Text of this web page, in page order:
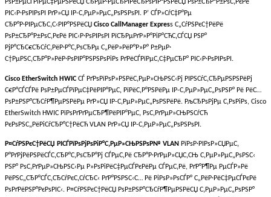
РѕР±РµСЃРїРµС‡РµРЅРёСЏ СЂРµР·РµСЂРІРёСЂРѕРІР°РЅРёСЏ РѕР±СЂР°Р±РѕС‚РєРё
РІС‹Р·РѕРІРѕРІ РґР»СЏ IP-С‚РµР»РµС„РѕРЅРѕРІ. Р’ СЃР»СѓС‡Р°Рµ
СЂР°Р·РІРµСЂС‚С‹РІР°РЅРёСЏ Cisco CallManager Express С„СѓРЅРєС†РёРё
РѕР±СЂР°Р±РѕС‚РєРё РІС‹Р·РѕРІРѕРІ РїСЂРµРґР»Р°РіР°СЋС‚СЃСЏ РЅР°
РјР°СЂС€СЂСѓС‚РёР·Р°С‚РѕСЂРµ С„РёР»РёР°Р»Р° Р±РµР·
С†РµРЅС‚СЂР°Р»РёР·РѕРІР°РЅРЅРѕРіРѕ РґРёСЃРїРµС‚С‡РµСЂР° РІС‹Р·РѕРІРѕРІ.
Cisco EtherSwitch HWIC СЃ РґРѕРїРѕР»РЅРёС‚РµР»СЊРЅС‹Рј РІРЅСѓС‚СЂРµРЅРЅРёРј
С€Р°СЃСЃРё РѕР±РµСЃРїРµС‡РёРІР°РµС‚ РїРёС‚Р°РЅРёРµ IP-С‚РµР»РµС„РѕРЅР° Рё РёС…
РѕР±РЅР°СЂСѓР¶РµРЅРёРµ РґР»СЏ IP-С‚РµР»РµС„РѕРЅРёРё. РљСЂРѕРјРµ С‚РѕРіРѕ, Cisco
EtherSwitch HWIC РїРѕРґРґРµСЂР¶РёРІР°РµС‚ РѕС‚РґРµР»СЊРЅСѓСЋ
РєРѕРЅС„РёРіСѓСЂР°С†РёСЋ VLAN РґР»СЏ IP-С‚РµР»РµС„РѕРЅРѕРІ.
Р¤СѓРЅРєС†РёСЏ РІСЃРїРѕРјРѕРіР°С‚РµР»СЊРЅРѕР№ VLAN РїРѕР·РІРѕР»СЏРµС‚
Р°РґРјРёРЅРёСЃС‚СЂР°С‚РѕСЂР°Рј СЃРµС‚Рё СЂР°Р·РґРµР»СЏС‚СЊ С‚РµР»РµС„РѕРЅС‹
РЅР° РѕС‚РґРµР»СЊРЅС‹Рµ Р»РѕРіРёС‡РµСЃРєРёРµ СЃРµС‚Рё, РґР°Р¶Рµ РµСЃР»Рё
РёРЅС„СЂР°СЃС‚СЂСѓРєС‚СѓСЂС‹ РґР°РЅРЅС‹С… Рё РіРѕР»РѕСЃР° С„РёР·РёС‡РµСЃРєРё
РѕРґРёРЅР°РєРѕРІС‹. Р¤СѓРЅРєС†РёСЏ РѕР±РЅР°СЂСѓР¶РµРЅРёСЏ С‚РµР»РµС„РѕРЅР°